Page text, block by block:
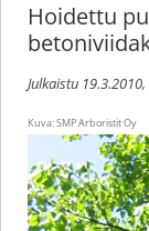
Hoidettu
Julkaistu 19.3.2010
Kuva: SMP Arboristit Oy